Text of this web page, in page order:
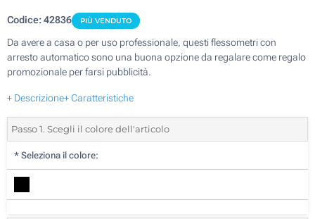
Codice:42836 PIÙ VENDUTO
Da avere a casa o per uso professionale, questi flessometri con
arresto automatico sono una buona opzione da regalare come regalo
promozionale per farsi pubblicità.
+ Descrizione+ Caratteristiche
Passo 1. Scegli il colore dell'articolo
* Seleziona il colore: